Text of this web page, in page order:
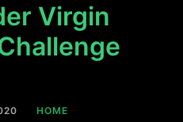
Virgin
HOME